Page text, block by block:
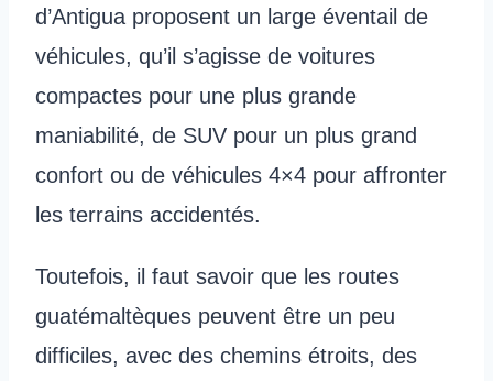
d’Antigua proposent un large éventail de
véhicules, qu’il s’agisse de voitures
compactes pour une plus grande
maniabilité, de SUV pour un plus grand
confort ou de véhicules 4×4 pour affronter
les terrains accidentés.
Toutefois, il faut savoir que les routes
guatémaltèques peuvent être un peu
difficiles, avec des chemins étroits, des